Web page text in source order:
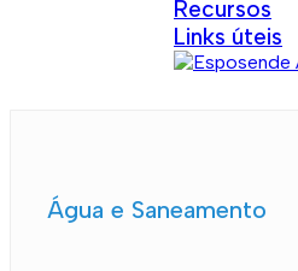
Recursos
Links úteis
Água e Saneamento